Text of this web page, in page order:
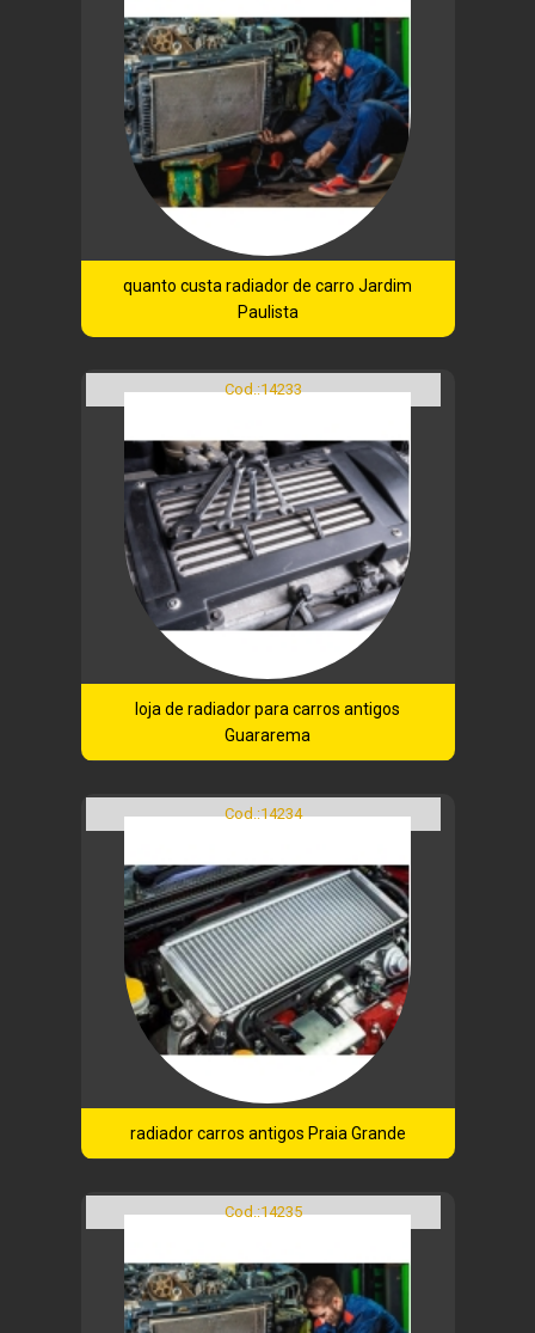
quanto custa radiador de carro Jardim
Paulista
Cod.:14233
loja de radiador para carros antigos
Guararema
Cod.:14234
radiador carros antigos Praia Grande
Cod.:14235